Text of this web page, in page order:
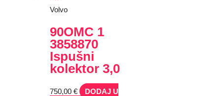
Volvo
90OMC 1
3858870
Ispušni
kolektor 3,0
750,00€
DODAJ U